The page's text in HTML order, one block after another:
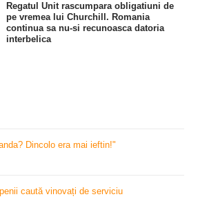
Regatul Unit rascumpara obligatiuni de
pe vremea lui Churchill. Romania
continua sa nu-si recunoasca datoria
interbelica
Dincolo era mai ieftin!"
caută vinovați de serviciu